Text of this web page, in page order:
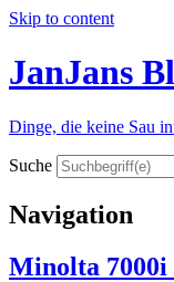
Skip to content
JanJans
Dinge, die keine Sau
Suche
Navigation
Minolta 7000i